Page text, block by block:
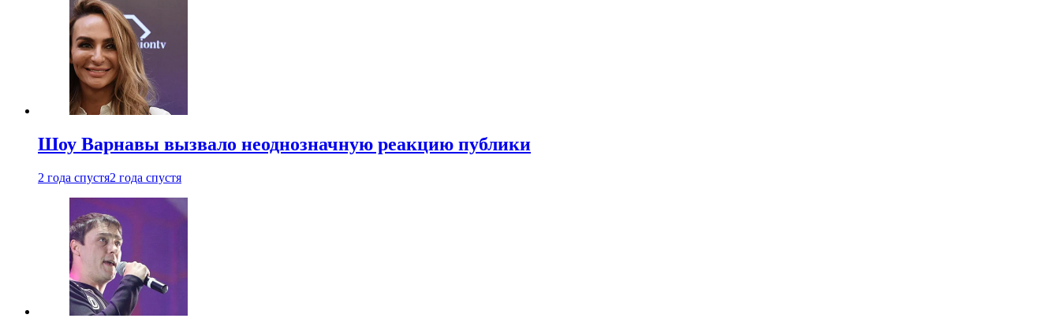
Шоу Варнавы вызвало неоднозначную реакцию публики
2 года спустя2 года спустя